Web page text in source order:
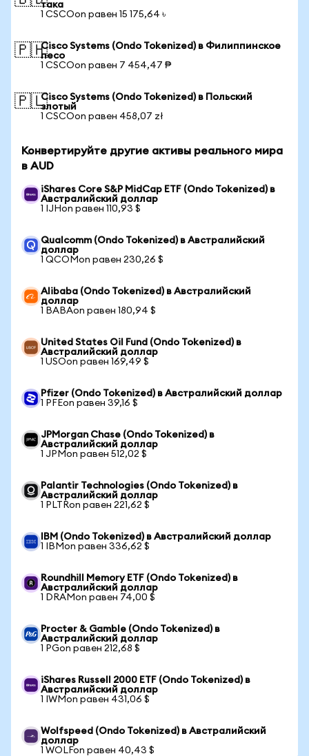
така
1 CSCOon равен 15 175,64 ৳
🇵🇭Cisco Systems (Ondo Tokenized) в Филиппинское
песо
1 CSCOon равен 7 454,47 ₱
🇵🇱Cisco Systems (Ondo Tokenized) в Польский
злотый
1 CSCOon равен 458,07 zł
Конвертируйте другие активы реального мира
в AUD
iShares Core S&P MidCap ETF (Ondo Tokenized) в
Австралийский доллар
1 IJHon равен 110,93 $
Qualcomm (Ondo Tokenized) в Австралийский
доллар
1 QCOMon равен 230,26 $
Alibaba (Ondo Tokenized) в Австралийский
доллар
1 BABAon равен 180,94 $
United States Oil Fund (Ondo Tokenized) в
Австралийский доллар
1 USOon равен 169,49 $
Pfizer (Ondo Tokenized) в Австралийский доллар
1 PFEon равен 39,16 $
JPMorgan Chase (Ondo Tokenized) в
Австралийский доллар
1 JPMon равен 512,02 $
Palantir Technologies (Ondo Tokenized) в
Австралийский доллар
1 PLTRon равен 221,62 $
IBM (Ondo Tokenized) в Австралийский доллар
1 IBMon равен 336,62 $
Roundhill Memory ETF (Ondo Tokenized) в
Австралийский доллар
1 DRAMon равен 74,00 $
Procter & Gamble (Ondo Tokenized) в
Австралийский доллар
1 PGon равен 212,68 $
iShares Russell 2000 ETF (Ondo Tokenized) в
Австралийский доллар
1 IWMon равен 431,06 $
Wolfspeed (Ondo Tokenized) в Австралийский
доллар
1 WOLFon равен 40,43 $